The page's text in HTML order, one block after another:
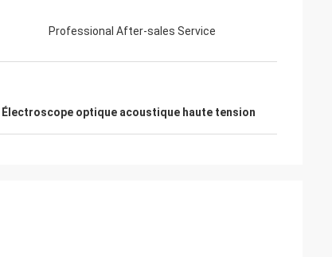
Professional After-sales Service
Électroscope optique acoustique haute tension